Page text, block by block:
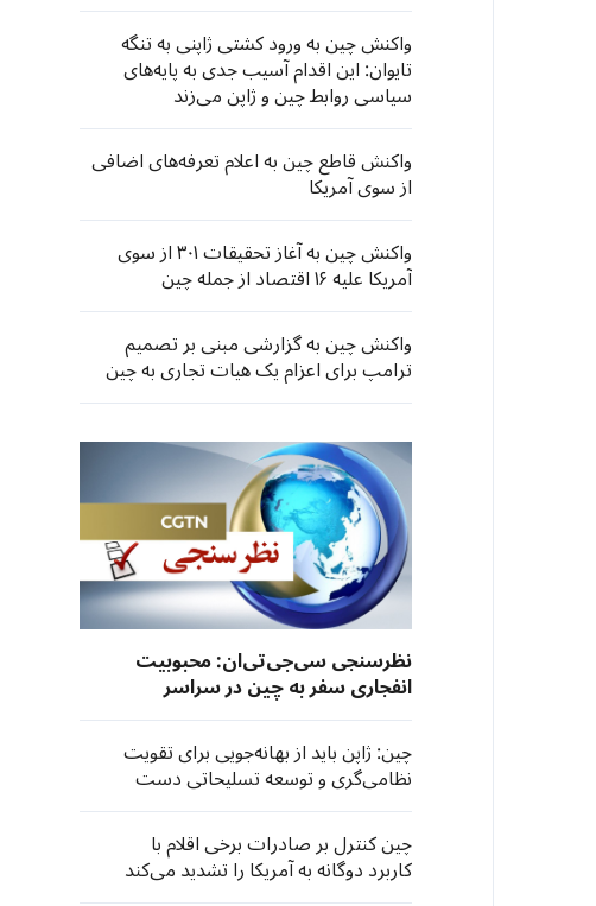
واکنش چین به ورود کشتی ژاپنی به تنگه
تایوان: این اقدام آسیب جدی به پایه‌های
سیاسی روابط چین و ژاپن می‌زند
واکنش قاطع چین به اعلام تعرفه‌های اضافی
از سوی آمریکا
واکنش چین به آغاز تحقیقات ۳۰۱ از سوی
آمریکا علیه ۱۶ اقتصاد از جمله چین
واکنش چین به گزارشی مبنی بر تصمیم
ترامپ برای اعزام یک هیات تجاری به چین
نظرسنجی سی‌جی‌تی‌ان: محبوبیت
انفجاری سفر به چین در سراسر
جهان
چین: ژاپن باید از بهانه‌جویی برای تقویت
نظامی‌گری و توسعه تسلیحاتی دست
بردارد
چین کنترل بر صادرات برخی اقلام با
کاربرد دوگانه به آمریکا را تشدید می‌کند